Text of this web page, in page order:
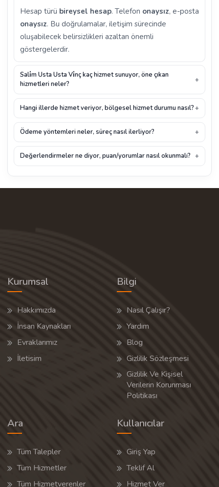
Hesap türü bireysel hesap. Telefon onaysız, e-posta
onaysız. Bu doğrulamalar, iletişim sürecinde
oluşabilecek belirsizlikleri azaltan önemli
göstergelerdir.
Sali̇m Usta Usta Vi̇nç kaç hizmet sunuyor, öne çıkan
hizmetleri neler?
Hangi illerde hizmet veriyor, bölgesel hizmet durumu nasıl?
Ödeme yöntemleri neler, süreç nasıl ilerliyor?
Değerlendirmeler ne diyor, puan/yorumlar nasıl okunmalı?
Kurumsal
Hakkımızda
İnsan Kaynakları
Evraklarımız
İletisim
Bilgi
Nasıl Çalışır?
Yardım
Blog
Gizlilik Sözleşmesi
Gizlilik Ve Kişisel
Verilerin Korunması
Politikası
Ara
Tüm Talepler
Tüm Hizmetler
Tüm Hizmetverenler
Kullanıcılar
Giriş Yap
Teklif Al
Hizmet Ver